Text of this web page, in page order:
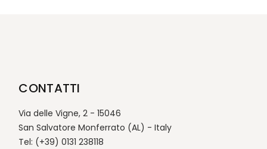
CONTATTI
Via delle Vigne, 2 - 15046
San Salvatore Monferrato (AL) - Italy
Tel: (+39) 0131 238118